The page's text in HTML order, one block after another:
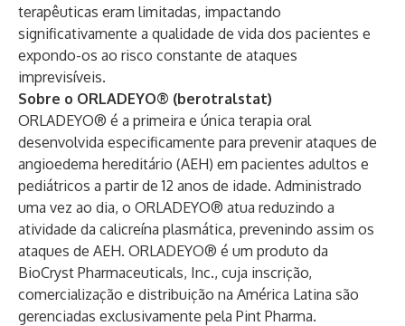
terapêuticas eram limitadas, impactando
significativamente a qualidade de vida dos pacientes e
expondo-os ao risco constante de ataques
imprevisíveis.
Sobre o ORLADEYO® (berotralstat)
ORLADEYO® é a primeira e única terapia oral
desenvolvida especificamente para prevenir ataques de
angioedema hereditário (AEH) em pacientes adultos e
pediátricos a partir de 12 anos de idade. Administrado
uma vez ao dia, o ORLADEYO® atua reduzindo a
atividade da calicreína plasmática, prevenindo assim os
ataques de AEH. ORLADEYO® é um produto da
BioCryst Pharmaceuticals, Inc., cuja inscrição,
comercialização e distribuição na América Latina são
gerenciadas exclusivamente pela Pint Pharma.